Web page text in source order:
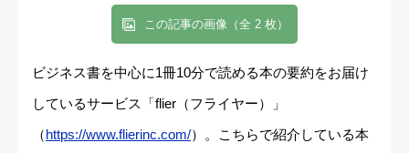
この記事の画像（全 2 枚）
ビジネス書を中心に1冊10分で読める本の要約をお届け
しているサービス「flier（フライヤー）」
（https://www.flierinc.com/）。こちらで紹介している本